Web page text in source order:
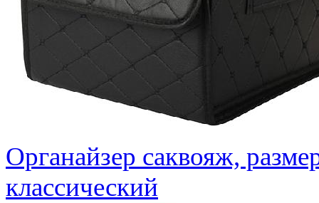
Органайзер саквояж,
классический